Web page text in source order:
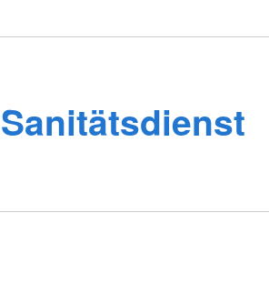
Sanitätsdienst